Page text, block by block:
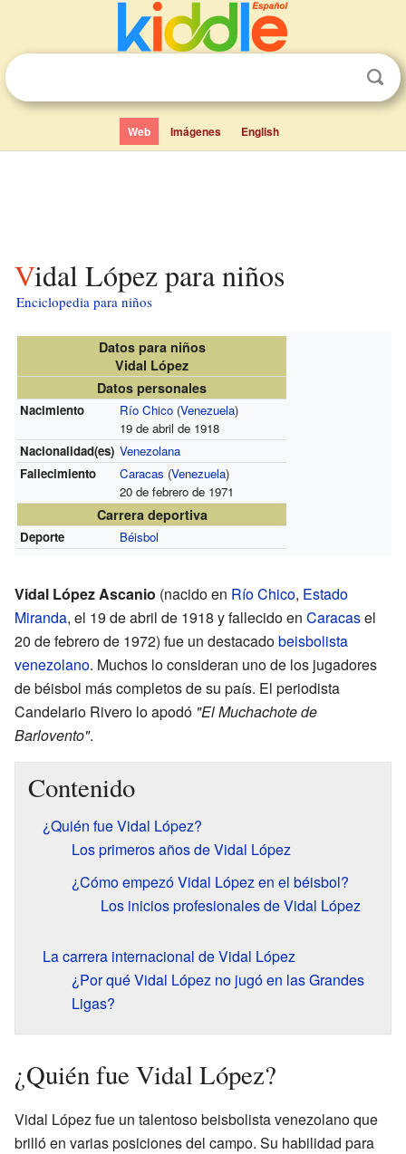
Web Imágenes English
Vidal López para niños
Enciclopedia para niños
Datos para niños
Vidal López
Datos personales
Nacimiento Río Chico(Venezuela)
19 de abril de 1918
Nacionalidad(es) Venezolana
Fallecimiento
Caracas (Venezuela)
20 de febrero de 1971
Carrera deportiva
Deporte Béisbol
Vidal López Ascanio (nacido en Río Chico, Estado
Miranda, el 19 de abril de 1918 y fallecido en Caracasel
20 de febrero de 1972) fue un destacadobeisbolista
venezolano. Muchos lo consideran uno de los jugadores
de béisbol más completos de su país. El periodista
Candelario Rivero lo apodó "El Muchachote de
Barlovento".
Contenido
¿Quién fue Vidal López?
Los primeros años de Vidal López
¿Cómo empezó Vidal López en el béisbol?
Los inicios profesionales de Vidal López
La carrera internacional de Vidal López
¿Por qué Vidal López no jugó en las Grandes
Ligas?
¿Quién fue Vidal López?
Vidal López fue un talentoso beisbolista venezolano que
brilló en varias posiciones del campo. Su habilidad para